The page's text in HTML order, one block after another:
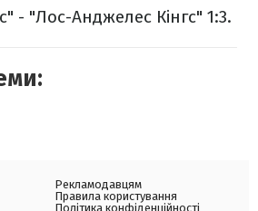
- "Лос-Анджелес Кінгс" 1:3.
Рекламодавцям
Правила користування
Політика конфіденційності